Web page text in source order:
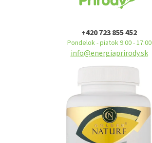
+420 723 855 452
Pondelok - piatok 9:00 - 17:00
info@energiaprirody.sk